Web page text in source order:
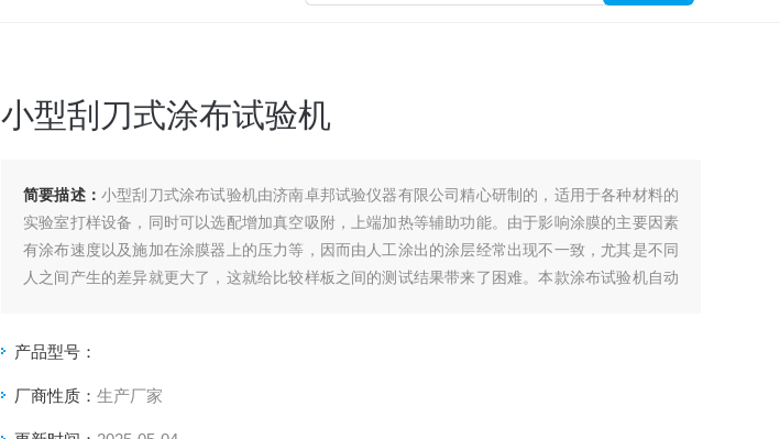
小型刮刀式涂布试验机
简要描述： 小型刮刀式涂布试验机由济南卓邦试验仪器有限公司精心研制的，适用于各种材料的
实验室打样设备，同时可以选配增加真空吸附，上端加热等辅助功能。由于影响涂膜的主要因素
有涂布速度以及施加在涂膜器上的压力等，因而由人工涂出的涂层经常出现不一致，尤其是不同
人之间产生的差异就更大了，这就给比较样板之间的测试结果带来了困难。本款涂布试验机自动
产品型号：
厂商性质： 生产厂家